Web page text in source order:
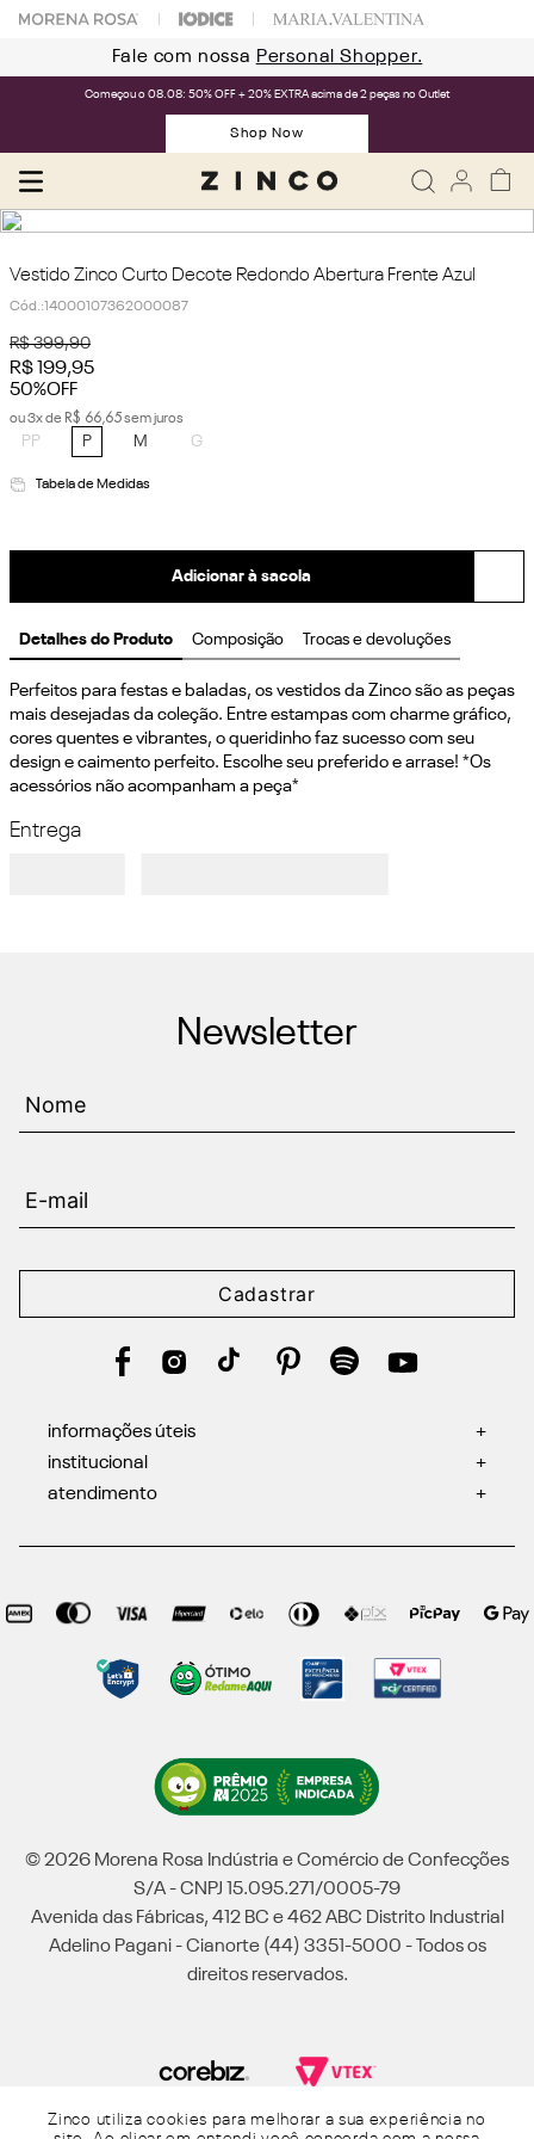
Zinco utiliza cookies para melhorar a sua experiência no
Fale com nossa Personal Shopper.
Começou o 08.08: 50% OFF + 20% EXTRA acima de 2 peças no Outlet
Shop Now
Vestido Zinco Curto Decote Redondo Abertura Frente Azul
Cód.:14000107362000087
R$ 399,90
R$ 199,95
50%OFF
ou3x de R$ 66,65sem juros
PP P M G
Tabela de Medidas
Adicionar à sacola
Detalhes do Produto Composição Trocas e devoluções
Perfeitos para festas e baladas, os vestidos da Zinco são as peças
mais desejadas da coleção. Entre estampas com charme gráfico,
cores quentes e vibrantes, o queridinho faz sucesso com seu
design e caimento perfeito. Escolhe seu preferido e arrase! *Os
acessórios não acompanham a peça*
Entrega
Newsletter
Cadastrar
informações úteis
+
institucional
+
atendimento
+
© 2026 Morena Rosa Indústria e Comércio de Confecções
S/A - CNPJ 15.095.271/0005-79
Avenida das Fábricas, 412 BC e 462 ABC Distrito Industrial
Adelino Pagani - Cianorte (44) 3351-5000 - Todos os
direitos reservados.
Powered by Grupo Morena Rosa: Morena Rosa, Iódice, Maria Valentina, Zinco e